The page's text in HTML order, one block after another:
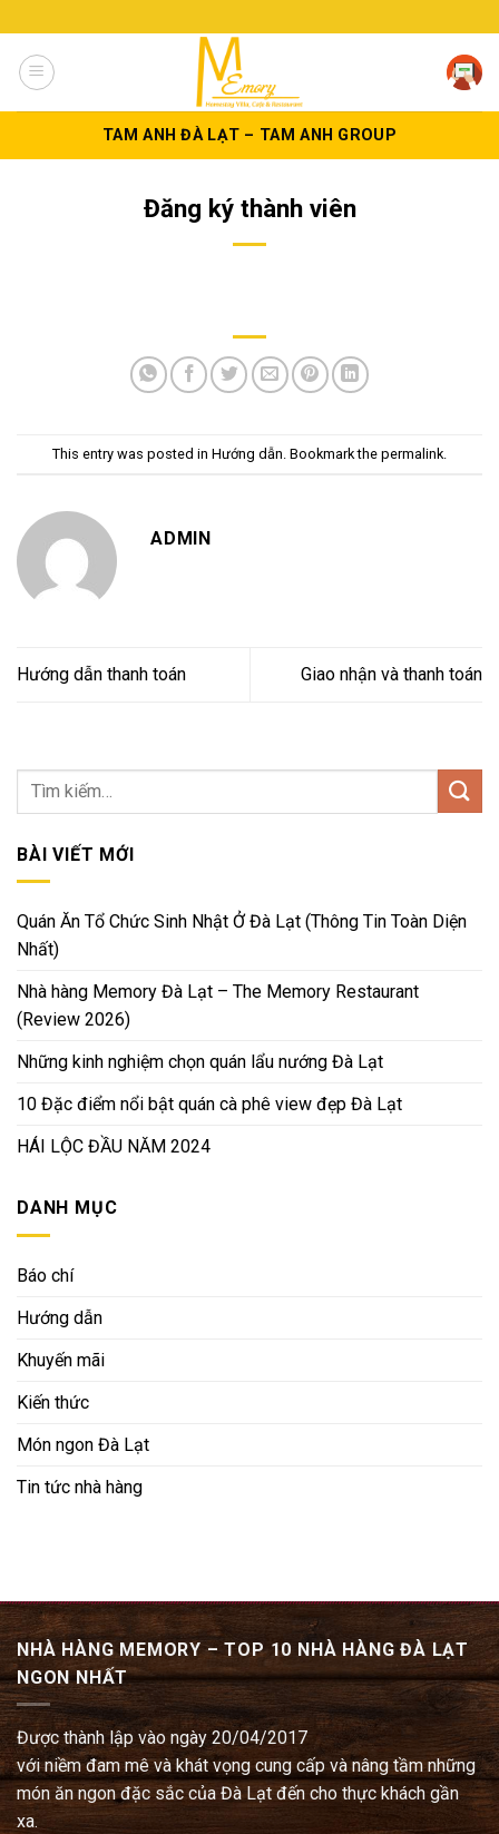
to
content
TAM ANH ĐÀ LẠT – TAM ANH GROUP
Đăng ký thành viên
This entry was posted in Hướng dẫn . Bookmark the permalink
ADMIN
Hướng dẫn thanh toán Giao nhận và thanh toán
BÀI VIẾT MỚI
Quán Ăn Tổ Chức Sinh Nhật Ở Đà Lạt (Thông Tin Toàn Diện
Nhất)
Nhà hàng Memory Đà Lạt – The Memory Restaurant
(Review 2026)
Những kinh nghiệm chọn quán lẩu nướng Đà Lạt
10 Đặc điểm nổi bật quán cà phê view đẹp Đà Lạt
HÁI LỘC ĐẦU NĂM 2024
DANH MỤC
Báo chí
Hướng dẫn
Khuyến mãi
Kiến thức
Món ngon Đà Lạt
Tin tức nhà hàng
NHÀ HÀNG MEMORY – TOP 10 NHÀ HÀNG ĐÀ LẠT
NGON NHẤT
Được thành lập vào ngày 20/04/2017
với niềm đam mê và khát vọng cung cấp và nâng tầm những
món ăn ngon đặc sắc của Đà Lạt đến cho thực khách gần
xa.